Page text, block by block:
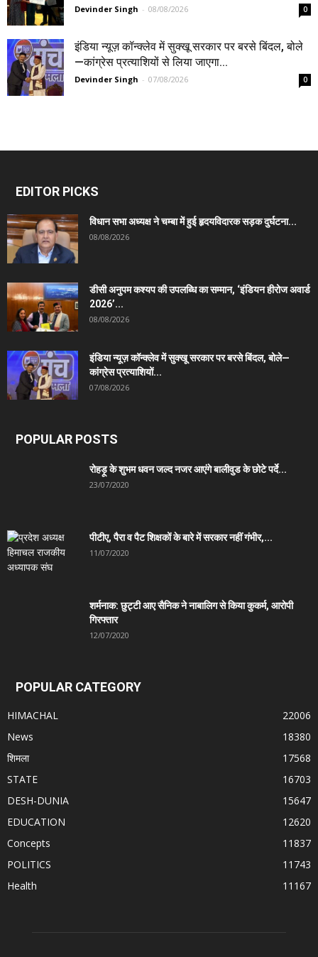
Devinder Singh - 08/08/2026 0
इंडिया न्यूज़ कॉन्क्लेव में सुक्खू सरकार पर बरसे बिंदल, बोले
—कांग्रेस प्रत्याशियों से लिया जाएगा...
Devinder Singh - 07/08/2026 0
EDITOR PICKS
विधान सभा अध्यक्ष ने चम्बा में हुई हृदयविदारक सड़क दुर्घटना...
08/08/2026
डीसी अनुपम कश्यप की उपलब्धि का सम्मान, ‘इंडियन हीरोज अवार्ड
2026’...
08/08/2026
इंडिया न्यूज़ कॉन्क्लेव में सुक्खू सरकार पर बरसे बिंदल, बोले—
कांग्रेस प्रत्याशियों...
07/08/2026
POPULAR POSTS
रोहड़ू के शुभम धवन जल्द नजर आएंगे बालीवुड के छोटे पर्दे...
23/07/2020
पीटीए, पैरा व पैट शिक्षकों के बारे में सरकार नहीं गंभीर,...
11/07/2020
शर्मनाक: छुट्टी आए सैनिक ने नाबालिग से किया कुकर्म, आरोपी
गिरफ्तार
12/07/2020
POPULAR CATEGORY
HIMACHAL
22006
News
18380
शिमला
17568
STATE
16703
DESH-DUNIA
15647
EDUCATION
12620
Concepts
11837
POLITICS
11743
Health
11167